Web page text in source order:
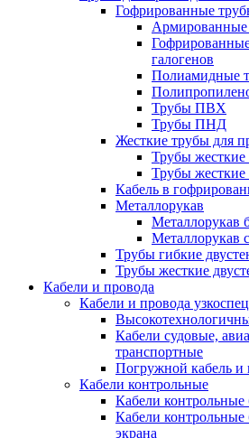
Гофрированные
галогенов
Полиамидные
Трубы ПВХ
Трубы ПНД
Жесткие трубы для
Трубы
Трубы
Кабель в
Металлорукав
Металлорукав
Металлорукав
Трубы гибкие
Трубы жесткие
Кабели и провода
Кабели и провода
Кабели судовые,
транспортные
Погружной кабель и
Кабели контрольные
Кабели контрольные
Кабели
экрана